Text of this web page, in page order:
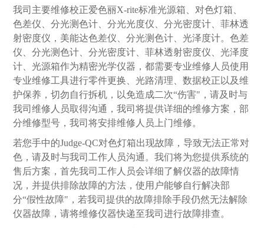
我司主要维修校正爱色丽X-rite标准光源箱、对色灯箱、
色差仪、分光测色计、分光光度仪、分光密度计、菲林透
射密度仪，美能达色差仪、分光测色计、光泽度计。色差
仪、分光测色计、分光密度计、菲林透射密度仪、光泽度
计、光源箱作为精密光学仪器，都需要专业维修人员使用
专业维修工具进行零件更换、光路清理、数据校正以及维
护保养，切勿自行拆机，以免造成二次“伤害"，请及时与
我司维修人员取得沟通，我司将提供详细的维修方案，部
分维修型号，我司将安排维修人员上门维修。
若您手中的Judge-QC对色灯箱出现故障，导致无法正常对
色，请及时与我司工作人员沟通。我们将为您提供系统的
售后方案，首先我司工作人员会详细了解仪器的故障情
况，并提供排除故障的方法，使用户能够自行解决部
分“假性故障"，若我司提供的故障排除手段仍然无法解除
仪器故障，请将维修仪器快递至我司进行故障排查。